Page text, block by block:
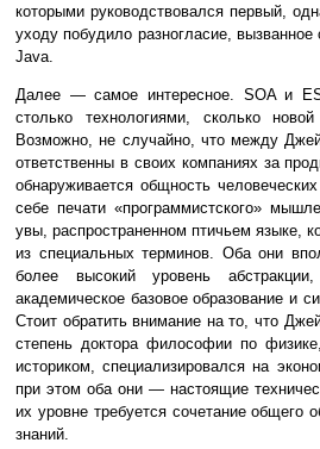
которыми руководствовался первый,
уходу побудило разногласие,
Java.
Далее — самое интересное. SOA и
столько технологиями, сколько
Возможно, не случайно, что между
ответственны в своих компаниях за
обнаруживается общность
себе печати «программистского»
увы, распространенном птичьем языке,
из специальных терминов. Оба они
более высокий уровень
академическое базовое образование и
Стоит обратить внимание на то, что
степень доктора философии по
историком, специализировался на
при этом оба они — настоящие
их уровне требуется сочетание общего
знаний.